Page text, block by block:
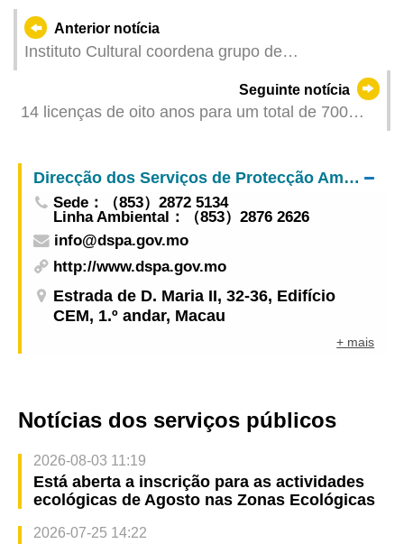
Anterior notícia
Instituto Cultural coordena grupo de
representantes dos sectores culturais e criativos
para visita de intercâmbio a Shenzhen a fim de
alargar os horizontes de desenvolvimento destes
Seguinte notícia
14 licenças de oito anos para um total de 700
Direcção dos Serviços de Protecção Ambiental
Sede：（853）2872 5134
Linha Ambiental：（853）2876 2626
info@dspa.gov.mo
http://www.dspa.gov.mo
Estrada de D. Maria II, 32-36, Edifício
CEM, 1.º andar, Macau
+ mais
Notícias dos serviços públicos
2026-08-03 11:19
Está aberta a inscrição para as actividades
ecológicas de Agosto nas Zonas Ecológicas
2026-07-25 14:22